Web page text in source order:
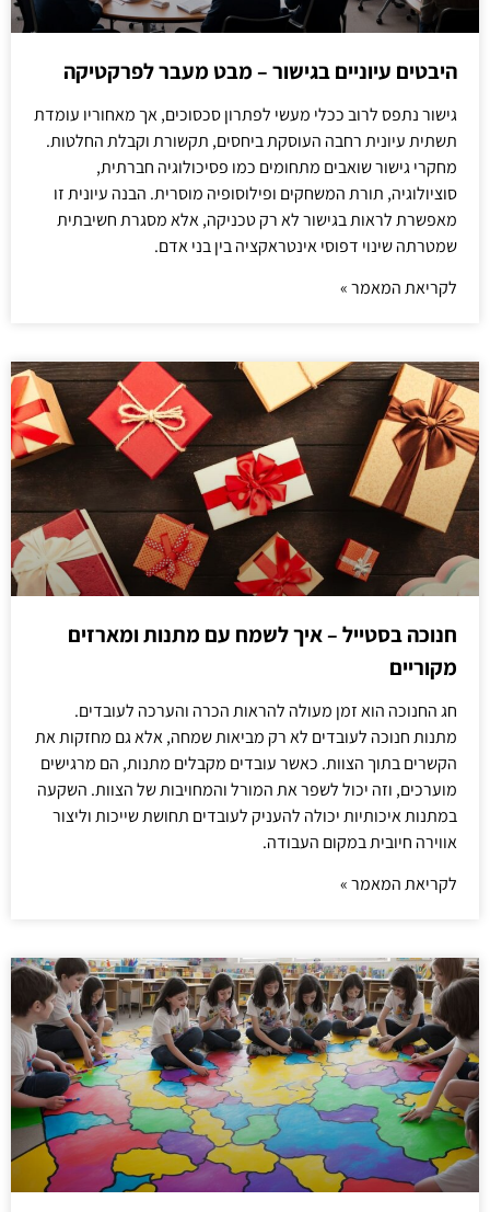
היבטים עיוניים בגישור – מבט מעבר לפרקטיקה
גישור נתפס לרוב ככלי מעשי לפתרון סכסוכים, אך מאחוריו עומדת
תשתית עיונית רחבה העוסקת ביחסים, תקשורת וקבלת החלטות.
מחקרי גישור שואבים מתחומים כמו פסיכולוגיה חברתית,
סוציולוגיה, תורת המשחקים ופילוסופיה מוסרית. הבנה עיונית זו
מאפשרת לראות בגישור לא רק טכניקה, אלא מסגרת חשיבתית
שמטרתה שינוי דפוסי אינטראקציה בין בני אדם.
לקריאת המאמר »
חנוכה בסטייל – איך לשמח עם מתנות ומארזים
מקוריים
חג החנוכה הוא זמן מעולה להראות הכרה והערכה לעובדים.
מתנות חנוכה לעובדים לא רק מביאות שמחה, אלא גם מחזקות את
הקשרים בתוך הצוות. כאשר עובדים מקבלים מתנות, הם מרגישים
מוערכים, וזה יכול לשפר את המורל והמחויבות של הצוות. השקעה
במתנות איכותיות יכולה להעניק לעובדים תחושת שייכות וליצור
אווירה חיובית במקום העבודה.
לקריאת המאמר »